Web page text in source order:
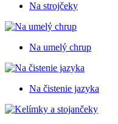
Na strojčeky
Na umelý chrup
Na čistenie jazyka